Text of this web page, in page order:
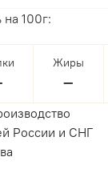
100г:
Жиры
—
России и СНГ